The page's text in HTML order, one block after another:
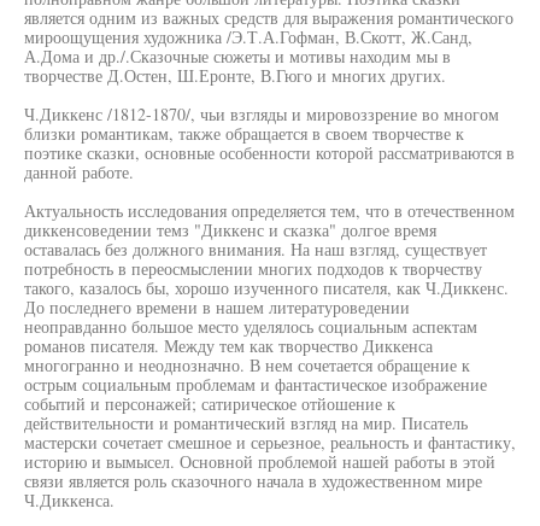
является одним из важных средств для выражения романтического
мироощущения художника /Э.Т.А.Гофман, В.Скотт, Ж.Санд,
А.Дома и др./.Сказочные сюжеты и мотивы находим мы в
творчестве Д.Остен, Ш.Еронте, В.Гюго и многих других.
Ч.Диккенс /1812-1870/, чьи взгляды и мировоззрение во многом
близки романтикам, также обращается в своем творчестве к
поэтике сказки, основные особенности которой рассматриваются в
данной работе.
Актуальность исследования определяется тем, что в отечественном
диккенсоведении темз "Диккенс и сказка" долгое время
оставалась без должного внимания. На наш взгляд, существует
потребность в переосмыслении многих подходов к творчеству
такого, казалось бы, хорошо изученного писателя, как Ч.Диккенс.
До последнего времени в нашем литературоведении
неоправданно большое место уделялось социальным аспектам
романов писателя. Между тем как творчество Диккенса
многогранно и неоднозначно. В нем сочетается обращение к
острым социальным проблемам и фантастическое изображение
событий и персонажей; сатирическое отйошение к
действительности и романтический взгляд на мир. Писатель
мастерски сочетает смешное и серьезное, реальность и фантастику,
историю и вымысел. Основной проблемой нашей работы в этой
связи является роль сказочного начала в художественном мире
Ч.Диккенса.